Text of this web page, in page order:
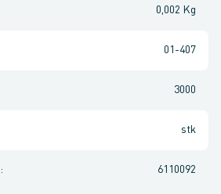
0,002 Kg
01-407
3000
stk
: 6110092